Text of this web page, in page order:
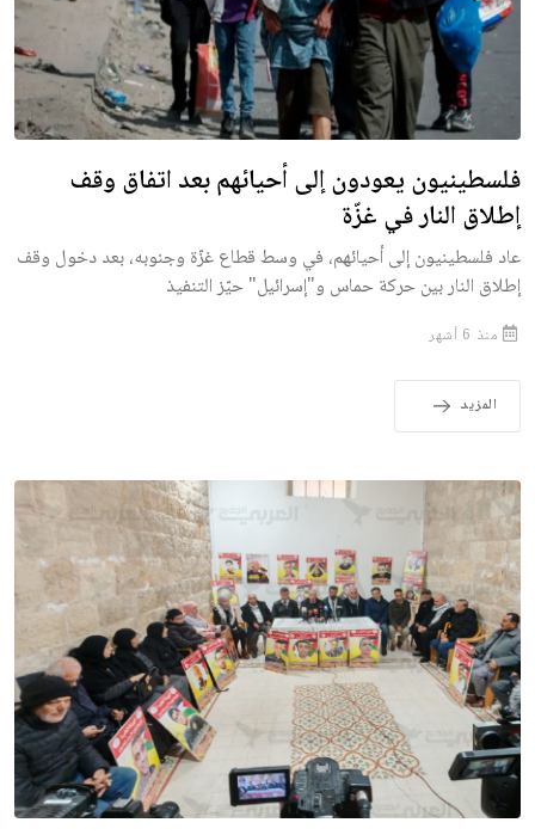
فلسطينيون يعودون إلى أحيائهم بعد اتفاق وقف
إطلاق النار في غزّة
عاد فلسطينيون إلى أحيائهم، في وسط قطاع غزّة وجنوبه، بعد دخول وقف
إطلاق النار بين حركة حماس و"إسرائيل" حيّز التنفيذ
منذ 6 أشهر
المزيد